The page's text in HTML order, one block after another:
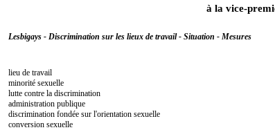
à la vice-
Lesbigays - Discrimination sur les lieux de travail - Situation - Mesures
lieu de travail
minorité sexuelle
lutte contre la discrimination
administration publique
discrimination fondée sur l'orientation sexuelle
conversion sexuelle